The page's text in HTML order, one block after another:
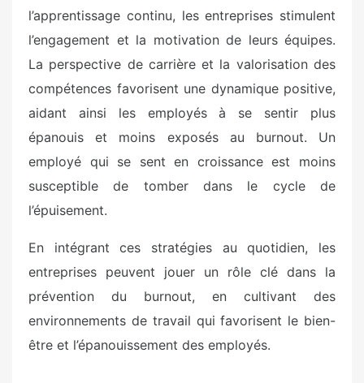
l’apprentissage continu, les entreprises stimulent
l’engagement et la motivation de leurs équipes.
La perspective de carrière et la valorisation des
compétences favorisent une dynamique positive,
aidant ainsi les employés à se sentir plus
épanouis et moins exposés au burnout. Un
employé qui se sent en croissance est moins
susceptible de tomber dans le cycle de
l’épuisement.
En intégrant ces stratégies au quotidien, les
entreprises peuvent jouer un rôle clé dans la
prévention du burnout, en cultivant des
environnements de travail qui favorisent le bien-
être et l’épanouissement des employés.